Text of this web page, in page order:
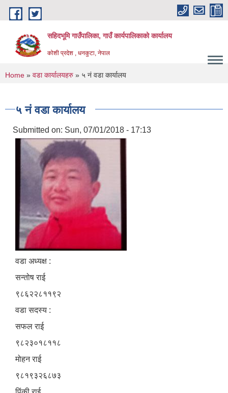
Skip to main content
सहिदभूमि गाउँपालिका, गाउँ कार्यपालिकाको कार्यालय
कोशी प्रदेश , धनकुटा, नेपाल
You are here
Home » वडा कार्यालयहरु » ५ नं वडा कार्यालय
५ नं वडा कार्यालय
Submitted on: Sun, 07/01/2018 - 17:13
वडा अध्यक्ष :
सन्तोष राई
९८६२२८११९२
वडा सदस्य :
सफल राई
९८२३०१८११८
मोहन राई
९८१९३२६८७३